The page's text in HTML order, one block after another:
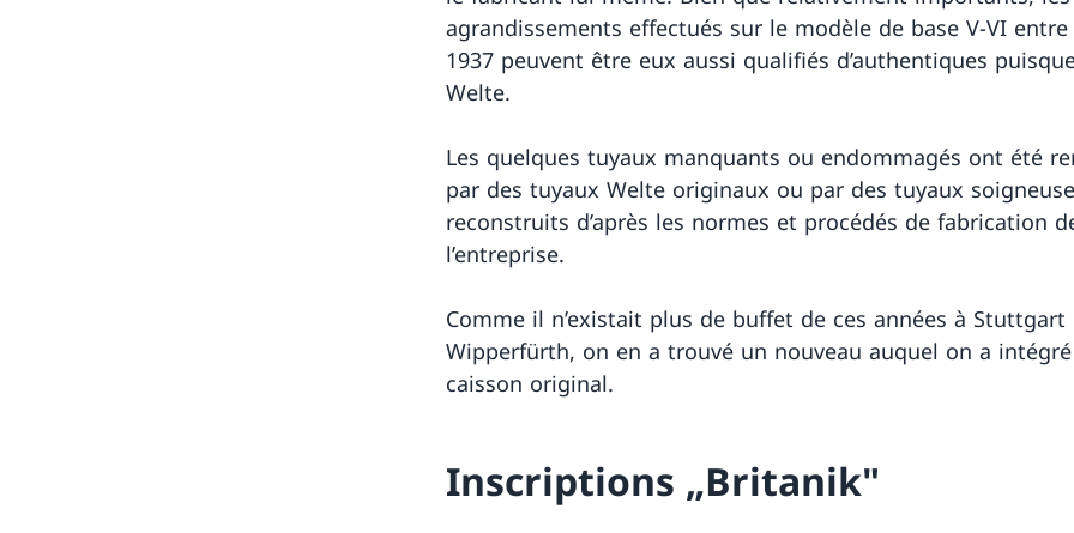
agrandissements effectués sur le modèle de base V-VI entre
1937 peuvent être eux aussi qualifiés d’authentiques
Welte.
Les quelques tuyaux manquants ou endommagés ont été
par des tuyaux Welte originaux ou par des tuyaux
reconstruits d’après les normes et procédés de fabrication
l’entreprise.
Comme il n’existait plus de buffet de ces années à Stuttgart
Wipperfürth, on en a trouvé un nouveau auquel on a
caisson original.
Inscriptions „Britanik"